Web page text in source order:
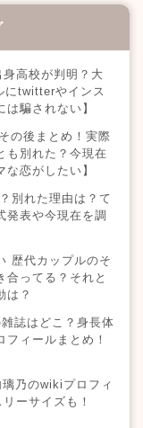
高校が判明？大
にtwitterやインス
騙されない】
の後まとめ！実際
も別れた？今現在
恋がしたい】
別れた理由は？て
発表や今現在を調
歴代カップルのそ
合ってる？それと
は？
誌はどこ？身長体
ィールまとめ！
乃のwikiプロフィ
ーサイズも！